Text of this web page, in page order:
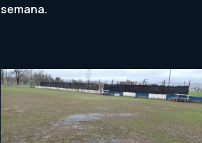
semana.